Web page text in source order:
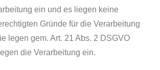
ein und es liegen keine
Gründe für die Verarbeitung
legen gem. Art. 21 Abs. 2 DSGVO
die Verarbeitung ein.